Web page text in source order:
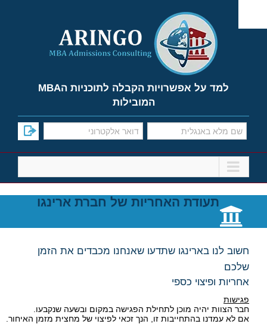
content
למד על אפשרויות הקבלה לתוכניות הMBA
המובילות
תעודת האחריות של חברת ארינגו
חשוב לנו בארינגו שתדעו שאנחנו מכבדים את הזמן
שלכם
אחריות ופיצוי כספי
פגישות
חבר הצוות יהיה מוכן לתחילת הפגישה במקום ובשעה שנקבעו.
אם לא עמדנו בהתחייבות זו, הנך זכאי לפיצוי של מחצית מזמן האיחור.